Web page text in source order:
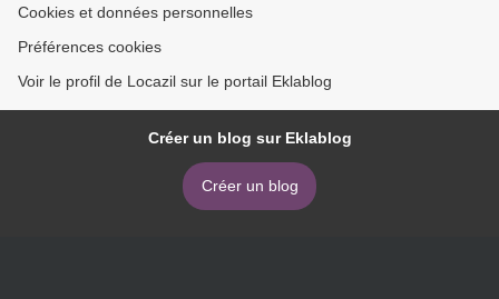
Cookies et données personnelles
Préférences cookies
Voir le profil de Locazil sur le portail Eklablog
Créer un blog sur Eklablog
Créer un blog